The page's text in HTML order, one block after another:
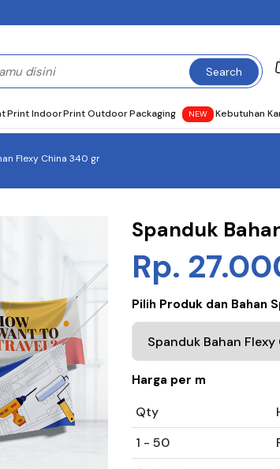
Search
Print IndoorPrint OutdoorPackaging NEW Kebutuhan
Flexy China 340 gr
Spanduk
Rp.
Pilih Produk dan Bahan
Harga per m
Qty
1 - 50